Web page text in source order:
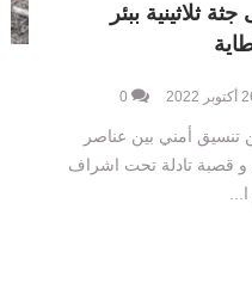
ثلاثينية ببئر
0
أمني بين عناصر
و قصبة تادلة تحت اشراف